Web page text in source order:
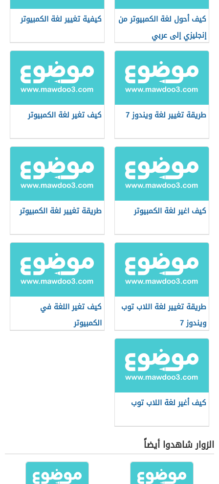
كيف أحول لغة الكمبيوتر من
إنجليزي إلى عربي
كيفية تغيير لغة الكمبيوتر
طريقة تغيير لغة ويندوز 7 كيف تغير لغة الكمبيوتر
كيف اغير لغة الكمبيوتر طريقة تغيير لغة الكمبيوتر
طريقة تغيير لغة اللاب توب
ويندوز 7
كيف تغير اللغة في
الكمبيوتر
كيف أغير لغة اللاب توب
الزوار شاهدوا أيضاً